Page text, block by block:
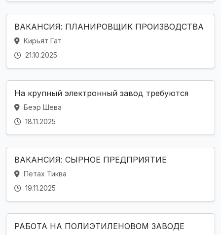
ВАКАНСИЯ: ПЛАНИРОВЩИК ПРОИЗВОДСТВА
Кирьят Гат
21.10.2025
На крупный электронный завод требуются
Беэр Шева
18.11.2025
ВАКАНСИЯ: СЫРНОЕ ПРЕДПРИЯТИЕ
Петах Тиква
19.11.2025
РАБОТА НА ПОЛИЭТИЛЕНОВОМ ЗАВОДЕ